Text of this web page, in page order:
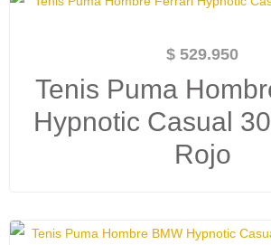
$ 529.950
Tenis Puma
Hypnotic Casual
Rojo